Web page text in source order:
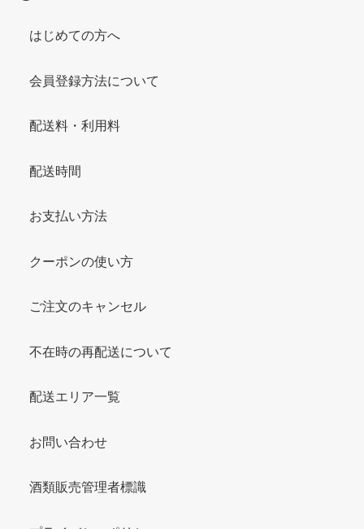
はじめての方へ
会員登録方法について
配送料・利用料
配送時間
お支払い方法
クーポンの使い方
ご注文のキャンセル
不在時の再配送について
配送エリア一覧
お問い合わせ
酒類販売管理者標識